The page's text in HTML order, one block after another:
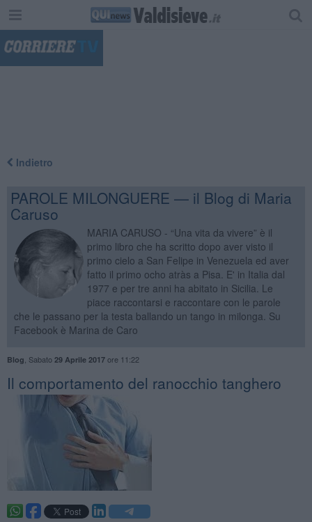
Indietro
PAROLE MILONGUERE — il Blog di Maria
Caruso
MARIA CARUSO - “Una vita da vivere” è il
primo libro che ha scritto dopo aver visto il
primo cielo a San Felipe in Venezuela ed aver
fatto il primo ocho atràs a Pisa. E' in Italia dal
1977 e per tre anni ha abitato in Sicilia. Le
piace raccontarsi e raccontare con le parole
che le passano per la testa ballando un tango in milonga. Su
Facebook è Marina de Caro
Blog Sabato 29 Aprile 2017ore 11:22
Il comportamento del ranocchio tanghero